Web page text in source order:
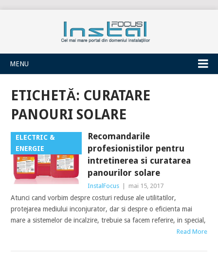
INSTALFOCUS
MENU
ETICHETĂ: CURATARE
PANOURI SOLARE
ELECTRIC &
ENERGIE
Recomandarile
profesionistilor pentru
intretinerea si curatarea
panourilor solare
InstalFocus mai 15, 2017
Atunci cand vorbim despre costuri reduse ale utilitatilor,
protejarea mediului inconjurator, dar si despre o eficienta mai
mare a sistemelor de incalzire, trebuie sa facem referire, in special,
Read More